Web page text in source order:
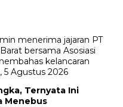
Ternyata Ini
Menebus